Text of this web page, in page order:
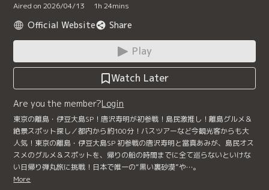
Aired on 2026/04/13 1h 24mins
Official Website Share
Play
Watch Later
Are you the member?Login
東京の離島・伊豆大島SP！唐沢寿明が初参戦！島民激推し！離島グルメ＆
絶景スポット探し／都内から約100分！バスツアーなど今観光客からも大
人気！東京の離島・伊豆大島SP 初参戦の唐沢寿明と當真あみが、島民オス
スメのグルメ＆スポットを、帰りの船の時間までに全て巡らないといけな
い日帰り弾丸旅に挑戦！日本で唯一の“黒い裏砂漠”や…。
More